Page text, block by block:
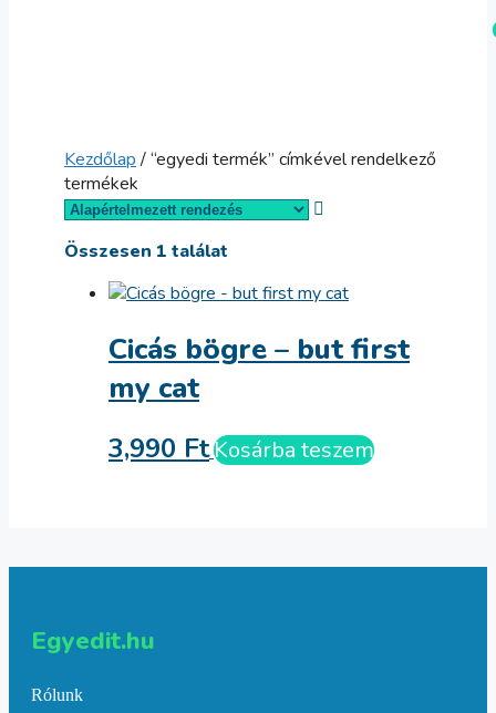
Kezdőlap/ “egyedi termék” címkével rendelkező
termékek
Összesen 1 találat
Cicás bögre – but first
my cat
3,990 FtKosárba teszem
Egyedit.hu
Rólunk